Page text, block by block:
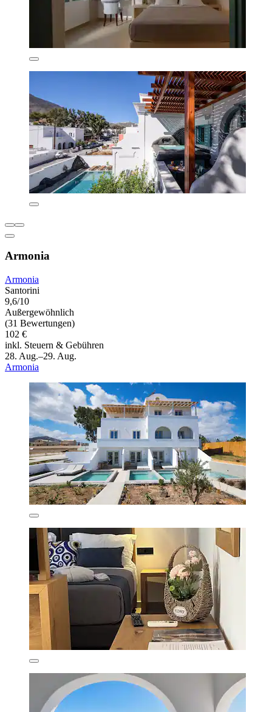
Armonia
Armonia
Santorini
9,6/10
Außergewöhnlich
(31 Bewertungen)
102 €
inkl. Steuern & Gebühren
28. Aug.–29. Aug.
Armonia